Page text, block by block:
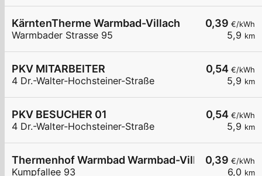
0,39 €/kWh
5,9 km
KärntenTherme Warmbad-Villach
Warmbader Strasse 95
0,54 €/kWh
5,9 km
PKV MITARBEITER
4 Dr.-Walter-Hochsteiner-Straße
0,54 €/kWh
5,9 km
PKV BESUCHER 01
4 Dr.-Walter-Hochsteiner-Straße
0,39 €/kWh
6,0 km
Thermenhof Warmbad Warmbad-Villach
Kumpfallee 93